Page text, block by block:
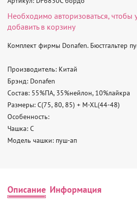
Необходимо авторизоваться, чтобы
добавить в корзину
Комплект фирмы Donafen. Бюстгальтер
Производитель: Китай
Брэнд: Donafen
Состав: 55%ПА, 35%нейлон, 10%лайкра
Размеры: C(75, 80, 85) + M-XL(44-48)
Особенность:
Чашка: C
Модель чашки: пуш-ап
Описание Информация